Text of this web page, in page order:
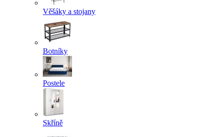
Věšáky a stojany
Botníky
Postele
Skříně